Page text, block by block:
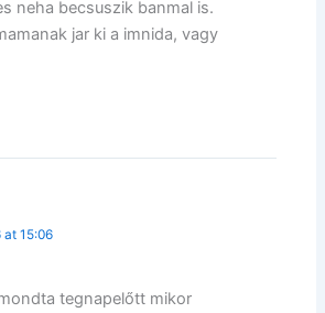
neha becsuszik banmal is.
jar ki a imnida, vagy
at 15:06
tegnapelőtt mikor